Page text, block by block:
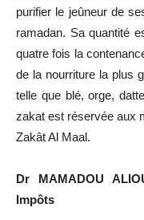
purifier le jeûneur de
ramadan. Sa quantité
quatre fois la
de la nourriture la plus
telle que blé, orge,
zakat est réservée aux
Zakât Al Maal.
Dr MAMADOU
Impôts